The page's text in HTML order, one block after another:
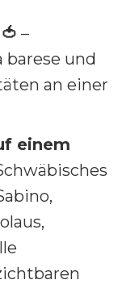
–
barese und
an einer
einem